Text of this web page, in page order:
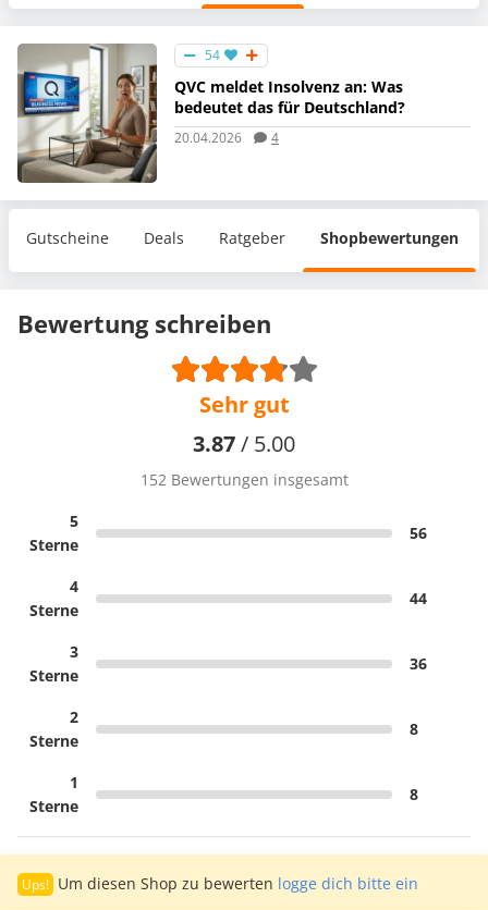
54
QVC meldet Insolvenz an: Was
bedeutet das für Deutschland?
20.04.2026 4
Gutscheine Deals Ratgeber Shopbewertungen
Bewertung schreiben
Sehr gut
3.87/ 5.00
152 Bewertungen insgesamt
5
Sterne
56
4
Sterne
44
3
Sterne
36
2
Sterne
8
1
Sterne
8
Um diesen Shop zu bewerten logge dich bitte ein